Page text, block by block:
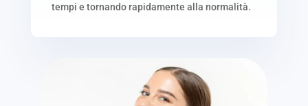
tempi e tornando rapidamente alla normalità.